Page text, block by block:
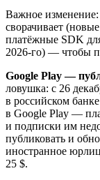
Важное
сворачивает
платёжные SDK
2026-го) — чтобы
Google Play —
ловушка: с 26
в российском
в Google Play —
и подписки им
публиковать и
иностранное
25 $.